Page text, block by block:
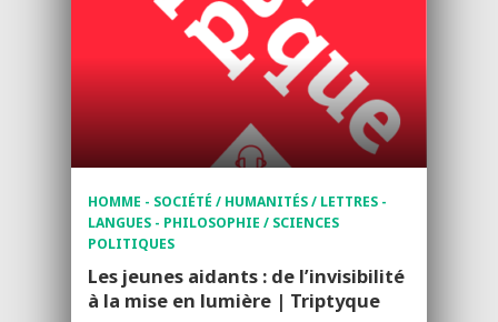
HOMME - SOCIÉTÉ / HUMANITÉS / LETTRES -
LANGUES - PHILOSOPHIE / SCIENCES
POLITIQUES
Les jeunes aidants : de l’invisibilité
à la mise en lumière | Triptyque